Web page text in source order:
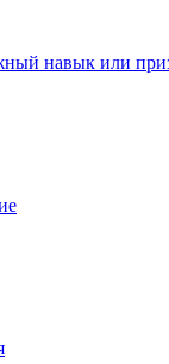
навык или